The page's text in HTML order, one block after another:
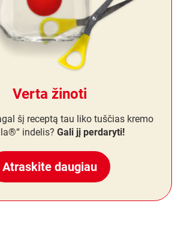
Verta žinoti
šį receptą tau liko tuščias kremo
indelis? Gali jį perdaryti!
Atraskite daugiau